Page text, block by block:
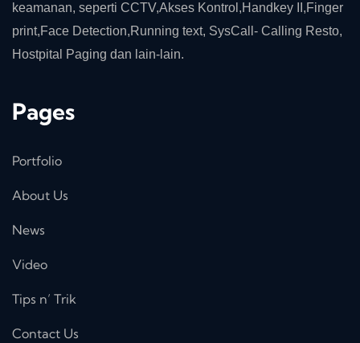
keamanan, seperti CCTV,Akses Kontrol,Handkey II,Finger
print,Face Detection,Running text, SysCall- Calling Resto,
Hostpital Paging dan lain-lain.
Pages
Portfolio
About Us
News
Video
Tips n’ Trik
Contact Us